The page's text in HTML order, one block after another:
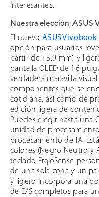
interesantes.
Nuestra elección: ASUS
El nuevo ASUS Vivobook
opción para usuarios
partir de 13,9 mm) y
pantalla OLED de 16
verdadera maravilla
componentes que se
cotidiana, así como de
edición ligera de
Puedes elegir hasta una
unidad de
procesamiento de IA.
colores (Negro Neutro y
teclado ErgoSense
de una sola zona y un
y ligero incorpora una
de E/S completos para